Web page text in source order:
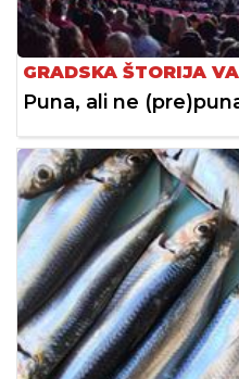
GRADSKA ŠTORIJA
Puna, ali ne